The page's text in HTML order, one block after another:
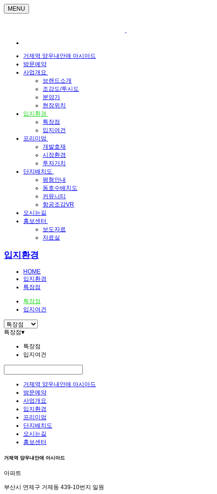
MENU
거제역 양우내안애 아시아드
방문예약
사업개요
브랜드소개
조감도/투시도
분양가
현장위치
입지환경
특장점
입지여건
프리미엄
개발호재
시장환경
투자가치
단지배치도
평형안내
동호수배치도
커뮤니티
항공조감VR
오시는길
홍보센터
보도자료
자료실
입지환경
HOME
입지환경
특장점
특장점
입지여건
특장점▾
특장점
입지여건
거제역 양우내안애 아시아드
방문예약
사업개요
입지환경
프리미엄
단지배치도
오시는길
홍보센터
거제역 양우내안애 아시아드
아파트
부산시 연제구 거제동 439-10번지 일원